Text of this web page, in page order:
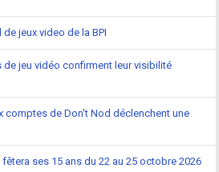
jeux video de la BPI
jeu vidéo confirment leur visibilité
comptes de Don't Nod déclenchent une
fêtera ses 15 ans du 22 au 25 octobre 2026